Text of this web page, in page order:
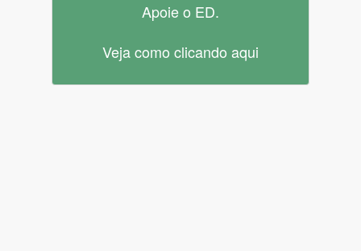
Apoie o ED.
Veja como clicando aqui